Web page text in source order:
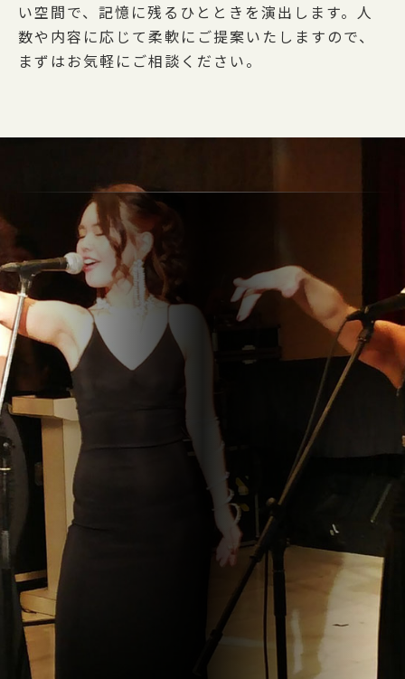
い空間で、記憶に残るひとときを演出します。人
数や内容に応じて柔軟にご提案いたしますので、
まずはお気軽にご相談ください。